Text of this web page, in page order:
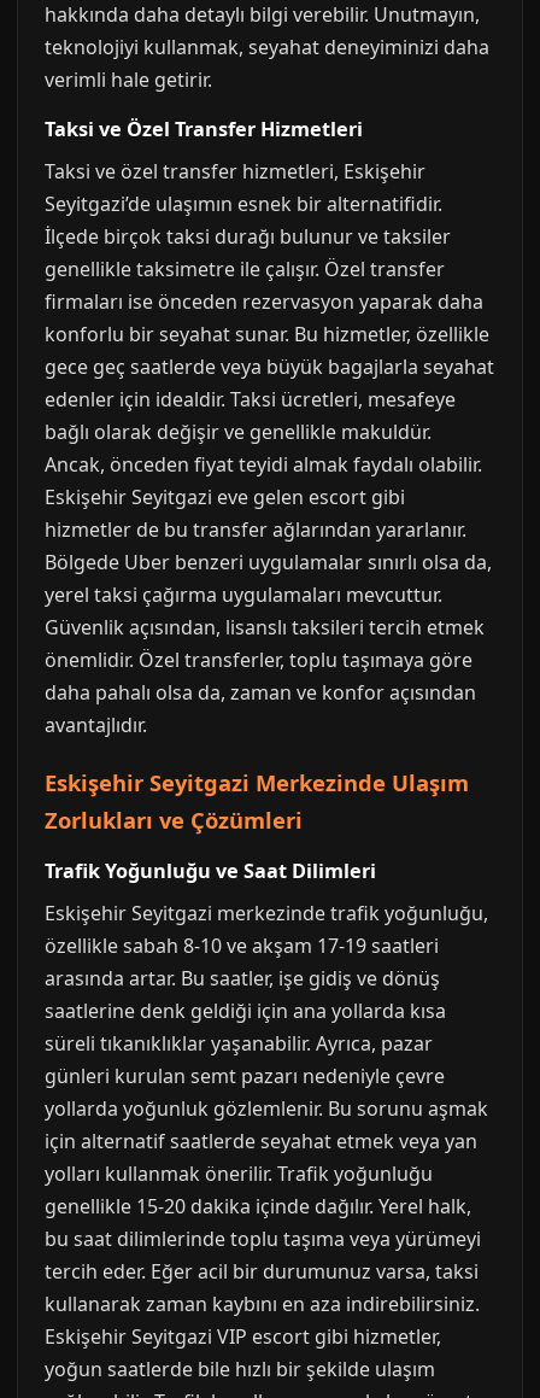
hakkında daha detaylı bilgi verebilir. Unutmayın,
teknolojiyi kullanmak, seyahat deneyiminizi daha
verimli hale getirir.
Taksi ve Özel Transfer Hizmetleri
Taksi ve özel transfer hizmetleri, Eskişehir
Seyitgazi’de ulaşımın esnek bir alternatifidir.
İlçede birçok taksi durağı bulunur ve taksiler
genellikle taksimetre ile çalışır. Özel transfer
firmaları ise önceden rezervasyon yaparak daha
konforlu bir seyahat sunar. Bu hizmetler, özellikle
gece geç saatlerde veya büyük bagajlarla seyahat
edenler için idealdir. Taksi ücretleri, mesafeye
bağlı olarak değişir ve genellikle makuldür.
Ancak, önceden fiyat teyidi almak faydalı olabilir.
Eskişehir Seyitgazi eve gelen escort gibi
hizmetler de bu transfer ağlarından yararlanır.
Bölgede Uber benzeri uygulamalar sınırlı olsa da,
yerel taksi çağırma uygulamaları mevcuttur.
Güvenlik açısından, lisanslı taksileri tercih etmek
önemlidir. Özel transferler, toplu taşımaya göre
daha pahalı olsa da, zaman ve konfor açısından
avantajlıdır.
Eskişehir Seyitgazi Merkezinde Ulaşım
Zorlukları ve Çözümleri
Trafik Yoğunluğu ve Saat Dilimleri
Eskişehir Seyitgazi merkezinde trafik yoğunluğu,
özellikle sabah 8-10 ve akşam 17-19 saatleri
arasında artar. Bu saatler, işe gidiş ve dönüş
saatlerine denk geldiği için ana yollarda kısa
süreli tıkanıklıklar yaşanabilir. Ayrıca, pazar
günleri kurulan semt pazarı nedeniyle çevre
yollarda yoğunluk gözlemlenir. Bu sorunu aşmak
için alternatif saatlerde seyahat etmek veya yan
yolları kullanmak önerilir. Trafik yoğunluğu
genellikle 15-20 dakika içinde dağılır. Yerel halk,
bu saat dilimlerinde toplu taşıma veya yürümeyi
tercih eder. Eğer acil bir durumunuz varsa, taksi
kullanarak zaman kaybını en aza indirebilirsiniz.
Eskişehir Seyitgazi VIP escort gibi hizmetler,
yoğun saatlerde bile hızlı bir şekilde ulaşım